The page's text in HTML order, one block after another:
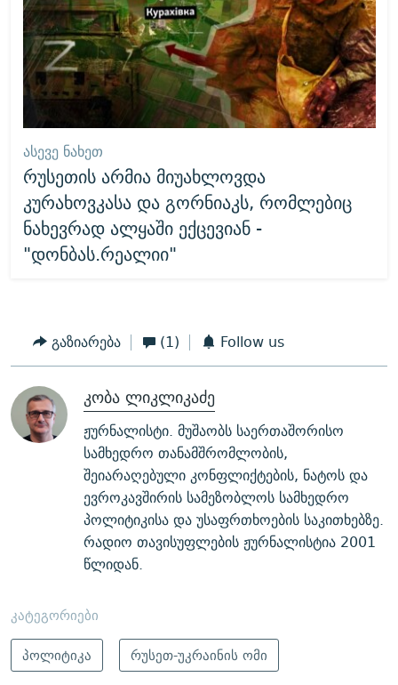
ᲐᲡᲔᲕᲔ ᲜᲐᲮᲔᲗ
რუსეთის არმია მიუახლოვდა
კურახოვკასა და გორნიაკს, რომლებიც
ნახევრად ალყაში ექცევიან -
"დონბას.რეალიი"
გაზიარება (1) Follow us
კობა ლიკლიკაძე
ჟურნალისტი. მუშაობს საერთაშორისო
სამხედრო თანამშრომლობის,
შეიარაღებული კონფლიქტების, ნატოს და
ევროკავშირის სამეზობლოს სამხედრო
პოლიტიკისა და უსაფრთხოების საკითხებზე.
რადიო თავისუფლების ჟურნალისტია 2001
წლიდან.
კატეგორიები
პოლიტიკა
რუსეთ-უკრაინის ომი